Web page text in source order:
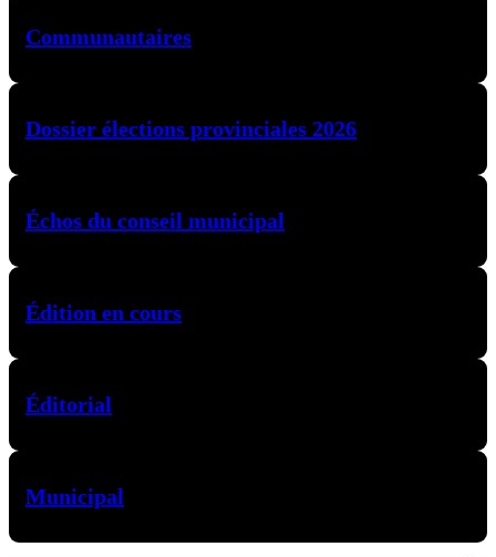
Communautaires
Dossier élections provinciales 2026
Échos du conseil municipal
Édition en cours
Éditorial
Municipal